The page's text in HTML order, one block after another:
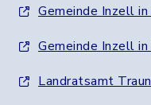
Gemeinde Inzell
Gemeinde Inzell in
Landratsamt